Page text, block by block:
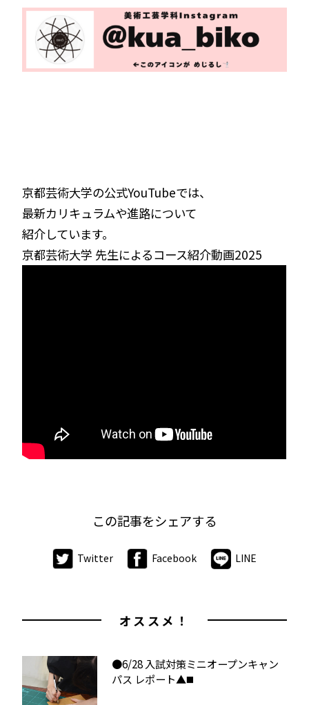
京都芸術大学の公式YouTubeでは、
最新カリキュラムや進路について
紹介しています。
京都芸術大学 先生によるコース紹介動画2025
この記事をシェアする
Twitter Facebook LINE
オススメ！
●6/28 入試対策ミニオープンキャン
パス レポート▲◼️